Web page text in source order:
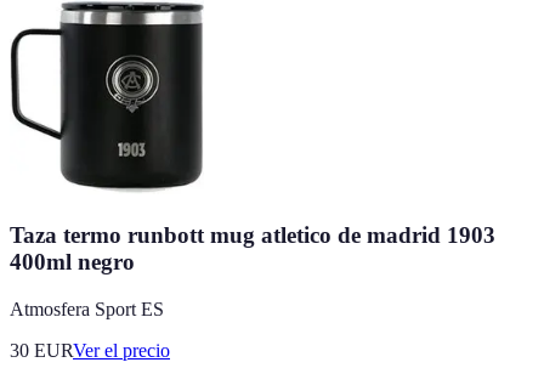
Taza termo runbott mug atletico de madrid 1903
400ml negro
Atmosfera Sport ES
30 EURVer el precio